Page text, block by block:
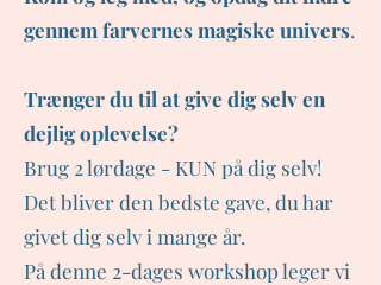
gennem farvernes magiske univers.
Trænger du til at give dig selv en
dejlig oplevelse?
Brug 2 lørdage - KUN på dig selv!
Det bliver den bedste gave, du har
givet dig selv i mange år.
På denne 2-dages workshop leger vi